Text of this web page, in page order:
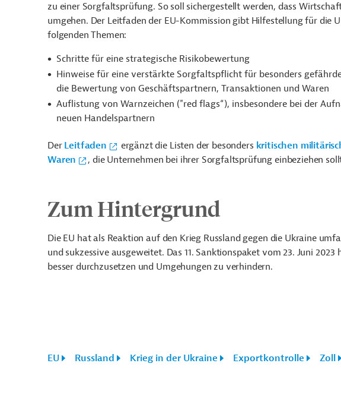
zu einer Sorgfaltsprüfung. So soll sichergestellt werden, dass
umgehen. Der Leitfaden der EU-Kommission gibt Hilfestellung für die
folgenden Themen:
Schritte für eine strategische Risikobewertung
Hinweise für eine verstärkte Sorgfaltspflicht für besonders
die Bewertung von Geschäftspartnern, Transaktionen und Waren
Auflistung von Warnzeichen ("red flags“), insbesondere bei der
neuen Handelspartnern
Der Leitfaden ergänzt die Listen der besonders kritischen
Waren
, die Unternehmen bei ihrer Sorgfaltsprüfung einbeziehen
Zum Hintergrund
Die EU hat als Reaktion auf den Krieg Russland gegen die Ukraine
und sukzessive ausgeweitet. Das 11. Sanktionspaket vom 23. Juni
besser durchzusetzen und Umgehungen zu verhindern.
EU Russland Krieg in der Ukraine Exportkontrolle Zoll